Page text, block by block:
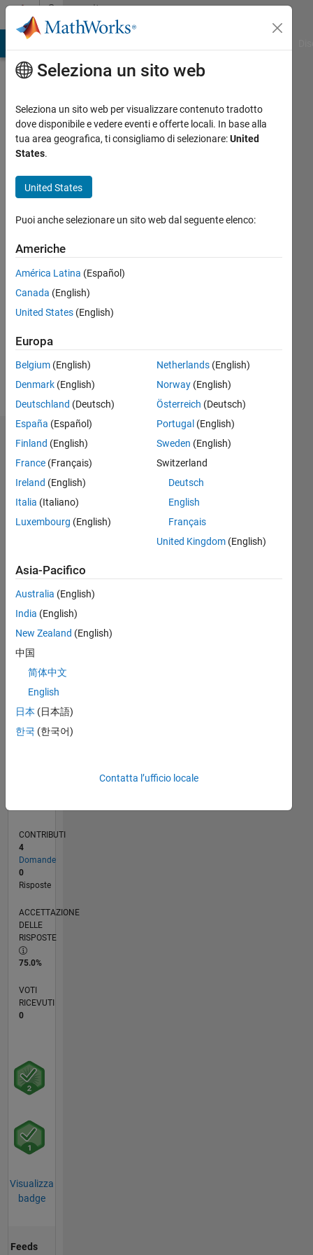
Vai al contenutoCommunity
Profile
Oliver
Zacho
Last
circa 4
Attivo
Followers:
Follow
Dashboard
M…
CONTRIBUTI L
1
3
L
06/20
02/21
10/21
06/22
02/23
10/23
06/24
02/25
10/25
06/26
03/21
12/21
09/22
06/23
03/24
12/24
09/25
04/21
02/22
12/22
08/24
06/25
04/26
RANK
CONTRIBUTI
4
Domande
0
Risposte
ACCETTAZIONE
DELLE
RISPOSTE
75.0%
VOTI
RICEVUTI
0
Visualizza
badge
Feeds
Seleziona un sito web
Seleziona un sito web per visualizzare contenuto tradotto
dove disponibile e vedere eventi e offerte locali. In base alla
tua area geografica, ti consigliamo di selezionare:United
States.
United States
Puoi anche selezionare un sito web dal seguente elenco:
Americhe
América Latina (Español)
Canada (English)
United States (English)
Europa
Belgium (English)
Denmark (English)
Deutschland (Deutsch)
España (Español)
Finland (English)
France (Français)
Ireland (English)
Italia (Italiano)
Luxembourg (English)
Netherlands(English)
Norway(English)
Österreich (Deutsch)
Portugal (English)
Sweden (English)
Switzerland
Deutsch
English
Français
United Kingdom(English)
Asia-Pacifico
Australia (English)
India (English)
New Zealand (English)
中国
简体中文
English
日本 (日本語)
한국 (한국어)
Contatta l’ufficio locale